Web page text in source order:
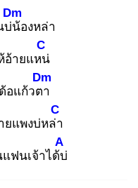
บ่น้
Dm
องหล่า
อ้ายแหน่
C
อแก้วตา
Dm
ยแพงบ่หล่า
C
แฟนเจ้าได้บ่
A